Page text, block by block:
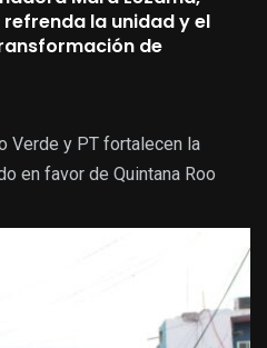
refrenda la unidad y el
de
Verde y PT fortalecen la
en favor de Quintana Roo